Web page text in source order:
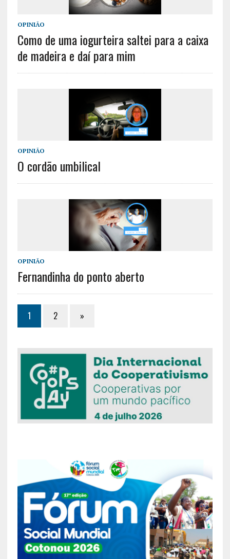
OPINIÃO
Como de uma iogurteira saltei para a caixa
de madeira e daí para mim
OPINIÃO
O cordão umbilical
OPINIÃO
Fernandinha do ponto aberto
1 2 »